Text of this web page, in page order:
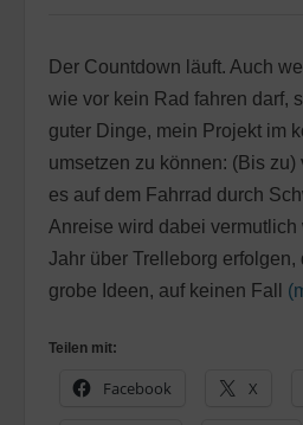
Der Countdown läuft. Auch
wie vor kein Rad fahren darf,
guter Dinge, mein Projekt im
umsetzen zu können: (Bis zu)
es auf dem Fahrrad durch
Anreise wird dabei
Jahr über Trelleborg erfolgen,
grobe Ideen, auf keinen Fall
Teilen mit:
Facebook X